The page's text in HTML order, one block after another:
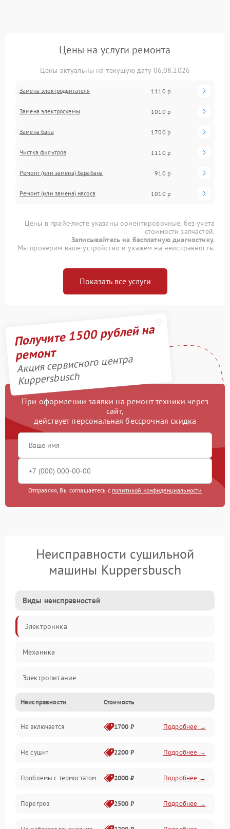
Цены на услуги ремонта
Цены актуальны на текущую дату 06.08.2026
Замена электродвигателя 1110 р
Замена электросхемы 1010 р
Замена бака 1700 р
Чистка фильтров 1110 р
Ремонт (или замена) барабана 910 р
Ремонт (или замена) насоса 1010 р
Цены в прайс-листе указаны ориентировочные, без учета
стоимости запчастей.
Записывайтесь на бесплатную диагностику.
Мы проверим ваше устройство и укажем на неисправность.
Показать все услуги
Получите 1500 рублей на
ремонт
Акция сервисного центра
Kuppersbusch
При оформлении заявки на ремонт техники через
сайт,
действует персональная бессрочная скидка
Отправляя, Вы соглашаетесь с политикой конфиденциальности
Неисправности сушильной
машины Kuppersbusch
Виды неисправностей
Электроника
Механика
Электропитание
Нагрев
Механические повреждения
Оптика
Программное обеспечение
Датчики
Неисправности Стоимость
Не включается 1700 ₽ Подробнее →
Не сушит 2200 ₽ Подробнее →
Проблемы с термостатом 2000 ₽ Подробнее →
Перегрев 2500 ₽ Подробнее →